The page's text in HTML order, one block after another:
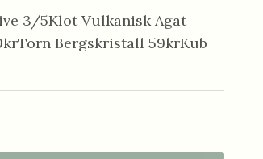
3/5Klot Vulkanisk Agat
Bergskristall 59krKub